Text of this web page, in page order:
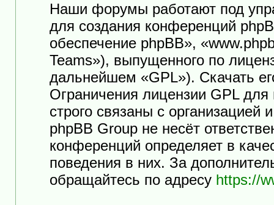
Наши форумы работают под
для создания конференций
обеспечение phpBB»,
Teams»), выпущенного по
дальнейшем «GPL»). Скачать
Ограничения лицензии GPL
строго связаны с
phpBB Group не несёт
конференций определяет в
поведения в них. За
обращайтесь по адресу https://